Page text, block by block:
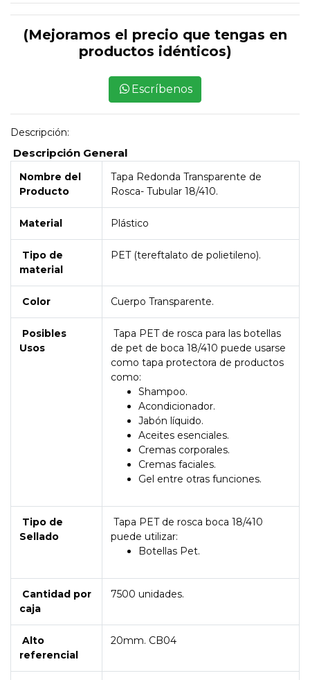
(Mejoramos el precio que tengas en
productos idénticos)
Escríbenos
Descripción:
Descripción General
Nombre del
Producto
Tapa Redonda Transparente de
Rosca- Tubular 18/410.
Material Plástico
Tipo de
material
PET (tereftalato de polietileno).
Color Cuerpo Transparente.
Posibles
Usos
Tapa PET de rosca para las botellas
de pet de boca 18/410 puede usarse
como tapa protectora de productos
como:
Shampoo.
Acondicionador.
Jabón líquido.
Aceites esenciales.
Cremas corporales.
Cremas faciales.
Gel entre otras funciones.
Tipo de
Sellado
Tapa PET de rosca boca 18/410
puede utilizar:
Botellas Pet.
Cantidad por
caja
7500 unidades.
Alto
referencial
20mm. CB04